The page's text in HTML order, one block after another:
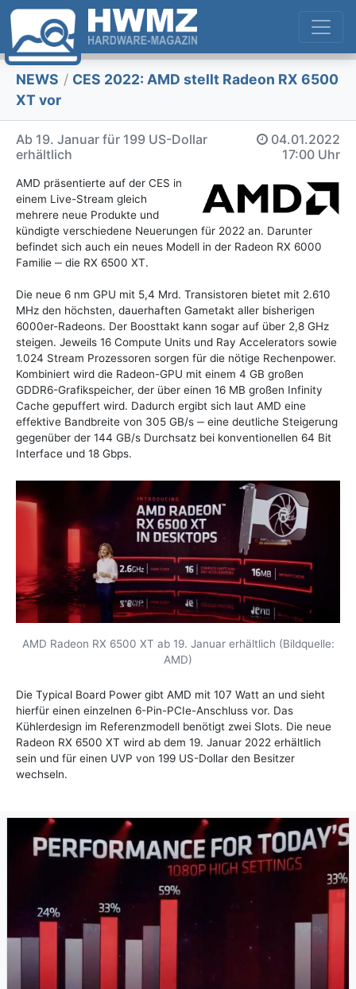
NEWS / CES 2022: AMD stellt Radeon RX 6500
XT vor
Ab 19. Januar für 199 US-Dollar
erhältlich
04.01.2022
17:00 Uhr
AMD präsentierte auf der CES in
einem Live-Stream gleich
mehrere neue Produkte und
kündigte verschiedene Neuerungen für 2022 an. Darunter
befindet sich auch ein neues Modell in der Radeon RX 6000
Familie ‒ die RX 6500 XT.
Die neue 6 nm GPU mit 5,4 Mrd. Transistoren bietet mit 2.610
MHz den höchsten, dauerhaften Gametakt aller bisherigen
6000er-Radeons. Der Boosttakt kann sogar auf über 2,8 GHz
steigen. Jeweils 16 Compute Units und Ray Accelerators sowie
1.024 Stream Prozessoren sorgen für die nötige Rechenpower.
Kombiniert wird die Radeon-GPU mit einem 4 GB großen
GDDR6-Grafikspeicher, der über einen 16 MB großen Infinity
Cache gepuffert wird. Dadurch ergibt sich laut AMD eine
effektive Bandbreite von 305 GB/s ‒ eine deutliche Steigerung
gegenüber der 144 GB/s Durchsatz bei konventionellen 64 Bit
Interface und 18 Gbps.
AMD Radeon RX 6500 XT ab 19. Januar erhältlich (Bildquelle:
AMD)
Die Typical Board Power gibt AMD mit 107 Watt an und sieht
hierfür einen einzelnen 6-Pin-PCIe-Anschluss vor. Das
Kühlerdesign im Referenzmodell benötigt zwei Slots. Die neue
Radeon RX 6500 XT wird ab dem 19. Januar 2022 erhältlich
sein und für einen UVP von 199 US-Dollar den Besitzer
wechseln.